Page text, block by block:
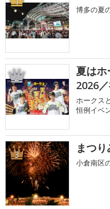
博多の夏
2
夏はホ
2026
ホークス
恒例イベ
3 まつ
小倉南区